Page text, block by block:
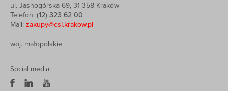
ul. Jasnogórska 69, 31-358 Kraków
Telefon: (12) 323 62 00
Mail: zakupy@csi.krakow.pl
woj. małopolskie
Social media: